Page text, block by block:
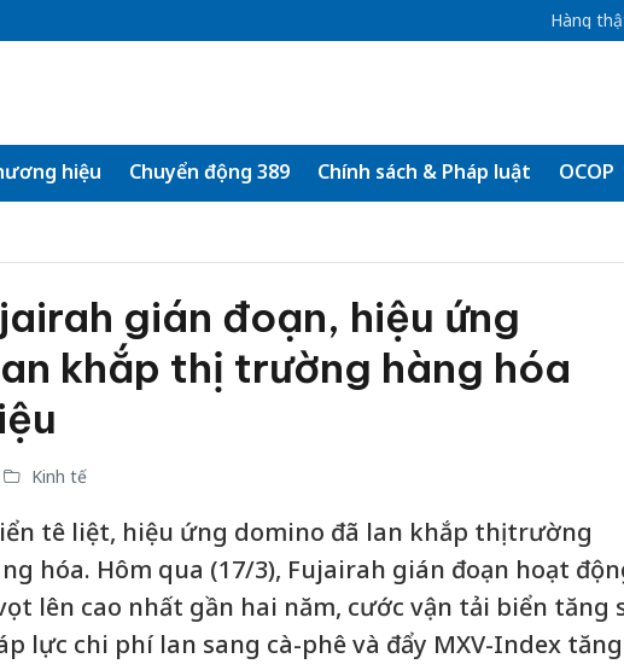
Hàng
hiệu Chuyển động 389 Chính sách & Pháp luật OCOP
gián đoạn, hiệu ứng
khắp thị trường hàng hóa
Kinh tế
tê liệt, hiệu ứng domino đã lan khắp thị trường
hóa. Hôm qua (17/3), Fujairah gián đoạn hoạt
lên cao nhất gần hai năm, cước vận tải biển tăng
lực chi phí lan sang cà-phê và đẩy MXV-Index tăng